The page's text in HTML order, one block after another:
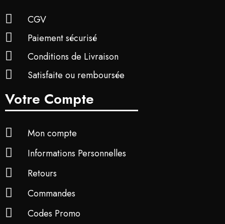
CGV
Paiement sécurisé
Conditions de Livraison
Satisfaite ou remboursée
Votre Compte
Mon compte
Informations Personnelles
Retours
Commandes
Codes Promo